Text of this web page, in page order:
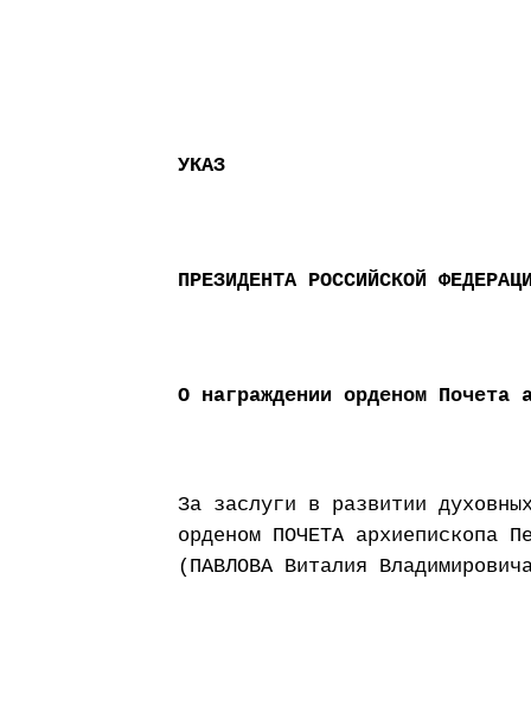
УКАЗ
ПРЕЗИДЕНТА РОССИЙСКОЙ
О награждении орденом
За заслуги в развитии
орденом ПОЧЕТА архиепископа
(ПАВЛОВА Виталия